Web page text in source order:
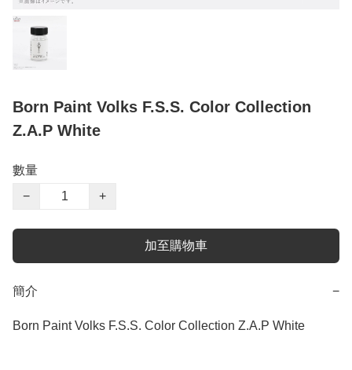
Born Paint Volks F.S.S. Color Collection
Z.A.P White
數量
−
+
加至購物車
簡介 −
Born Paint Volks F.S.S. Color Collection Z.A.P White